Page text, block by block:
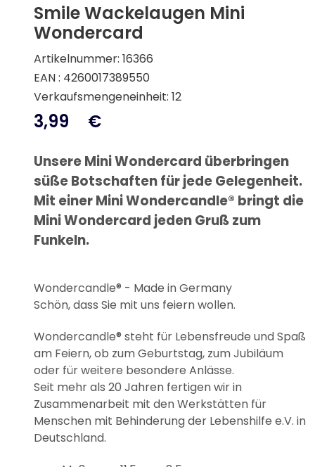
Smile Wackelaugen Mini
Wondercard
Artikelnummer: 16366
EAN : 4260017389550
Verkaufsmengeneinheit: 12
3,99 €
Unsere Mini Wondercard überbringen
süße Botschaften für jede Gelegenheit.
Mit einer Mini Wondercandle® bringt die
Mini Wondercard jeden Gruß zum
Funkeln.
Wondercandle® - Made in Germany
Schön, dass Sie mit uns feiern wollen.
Wondercandle® steht für Lebensfreude und Spaß
am Feiern, ob zum Geburtstag, zum Jubiläum
oder für weitere besondere Anlässe.
Seit mehr als 20 Jahren fertigen wir in
Zusammenarbeit mit den Werkstätten für
Menschen mit Behinderung der Lebenshilfe e.V. in
Deutschland.